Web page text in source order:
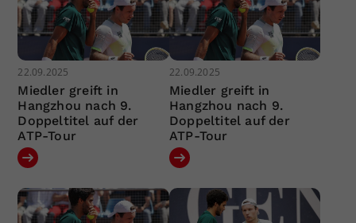
22.09.2025
Miedler greift in
Hangzhou nach 9.
Doppeltitel auf der
ATP-Tour
22.09.2025
Miedler greift in
Hangzhou nach 9.
Doppeltitel auf der
ATP-Tour